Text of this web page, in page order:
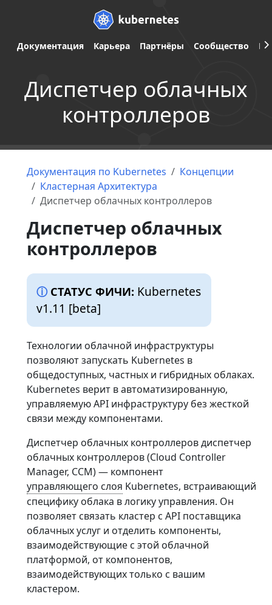
Документация Карьера Партнёры Сообщество
Диспетчер облачных
контроллеров
Документация по Kubernetes
Концепции
Кластерная Архитектура
Диспетчер облачных контроллеров
Диспетчер облачных
контроллеров
СТАТУС ФИЧИ: Kubernetes
v1.11 [beta]
Технологии облачной инфраструктуры
позволяют запускать Kubernetes в
общедоступных, частных и гибридных облаках.
Kubernetes верит в автоматизированную,
управляемую API инфраструктуру без жесткой
связи между компонентами.
Диспетчер облачных контроллеров диспетчер
облачных контроллеров (Cloud Controller
Manager, CCM) — компонент
управляющего слоя Kubernetes, встраивающий
специфику облака в логику управления. Он
позволяет связать кластер с API поставщика
облачных услуг и отделить компоненты,
взаимодействующие с этой облачной
платформой, от компонентов,
взаимодействующих только с вашим
кластером.